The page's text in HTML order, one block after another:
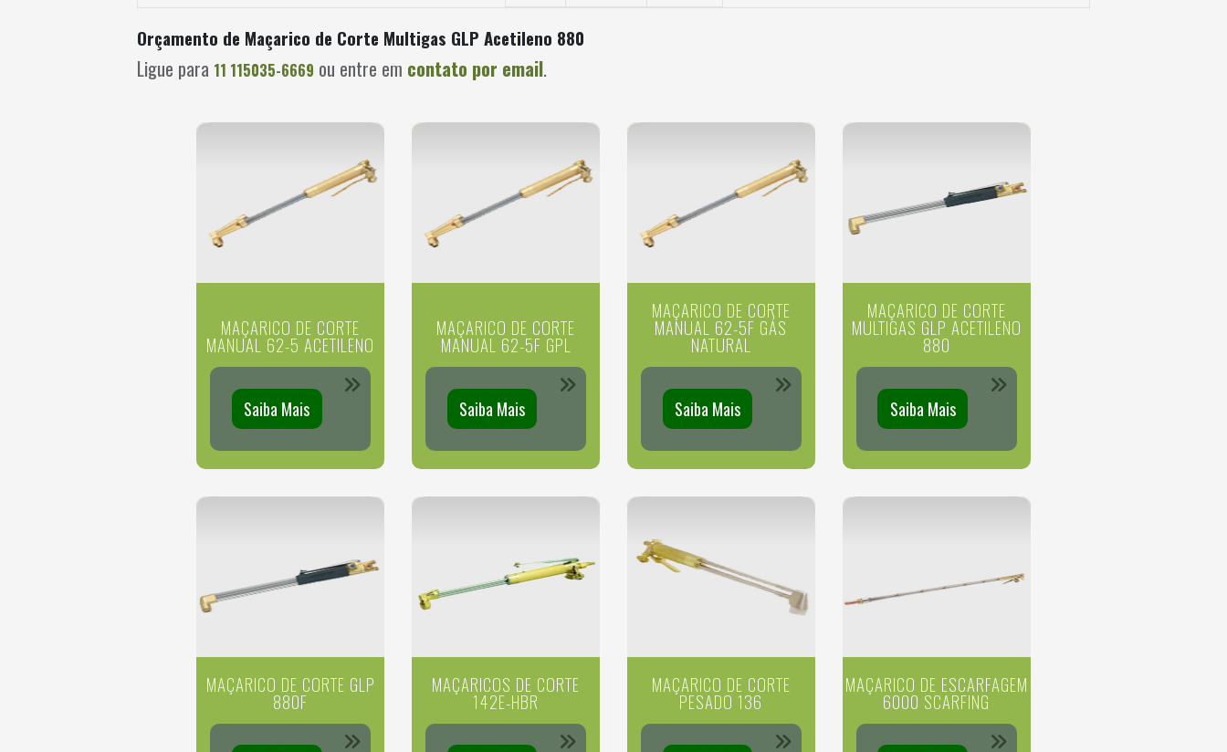
Orçamento de Maçarico de Corte Multigas GLP Acetileno 880
Ligue para 11 115035-6669 ou entre em contato por email.
MAÇARICO DE CORTE
MANUAL 62-5 ACETILENO
Saiba Mais
MAÇARICO DE CORTE
MANUAL 62-5F GPL
Saiba Mais
MAÇARICO DE CORTE
MANUAL 62-5F GÁS
NATURAL
Saiba Mais
MAÇARICO DE CORTE
MULTIGAS GLP ACETILENO
880
Saiba Mais
MAÇARICO DE CORTE GLP
880F
MAÇARICOS DE CORTE
142E-HBR
MAÇARICO DE CORTE
PESADO 136
MAÇARICO DE ESCARFAGEM
6000 SCARFING